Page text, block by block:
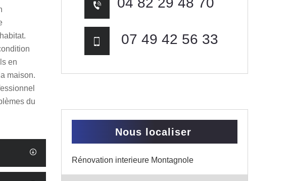
en
maison.
du
07 49 42 56 33
Nous localiser
Rénovation interieure Montagnole